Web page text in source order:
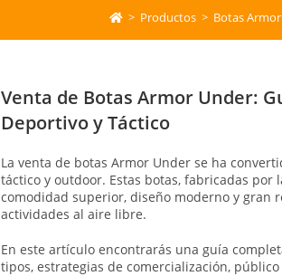
> Productos > Botas
Venta de Botas Armor Under:
Deportivo y Táctico
La venta de botas Armor Under se ha
táctico y outdoor. Estas botas, fabricadas por
comodidad superior, diseño moderno y gran
actividades al aire libre.
En este artículo encontrarás una guía
tipos, estrategias de comercialización,